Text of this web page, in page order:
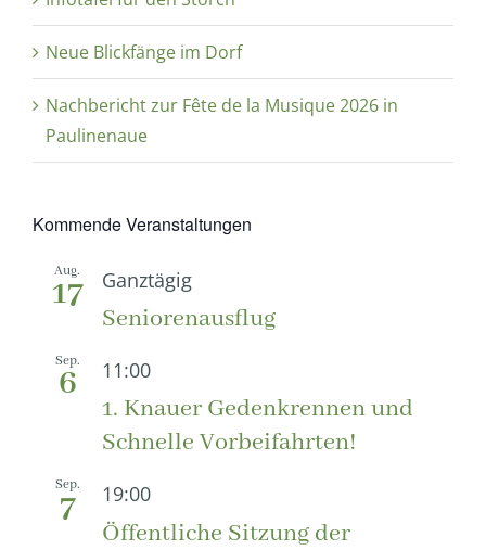
Neue Blickfänge im Dorf
Nachbericht zur Fête de la Musique 2026 in
Paulinenaue
Kommende Veranstaltungen
Aug.
17 Ganztägig
Seniorenausflug
Sep.
6 11:00
1. Knauer Gedenkrennen und
Schnelle Vorbeifahrten!
Sep.
7 19:00
Öffentliche Sitzung der